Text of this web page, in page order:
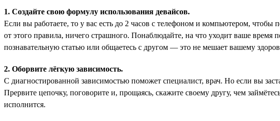
1. Создайте свою формулу использования девайсов.
Если вы работаете, то у вас есть до 2 часов с телефоном и компьютером,
от этого правила, ничего страшного. Понаблюдайте, на что уходит ваше время
познавательную статью или общаетесь с другом — это не мешает вашему
2. Оборвите лёгкую зависимость.
С диагностированной зависимостью поможет специалист, врач. Но если вы
Прервите цепочку, поговорите и, прощаясь, скажите своему другу, чем
исполнится.